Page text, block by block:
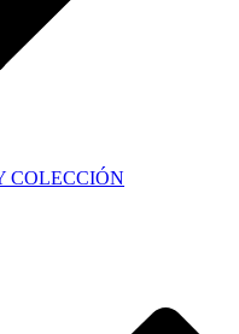
COLECCIÓN